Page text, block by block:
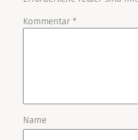
Kommentar *
Name